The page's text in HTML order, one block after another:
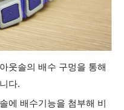
웃솔의 배수 구멍을 통해
다.
에 배수기능을 첨부해 비